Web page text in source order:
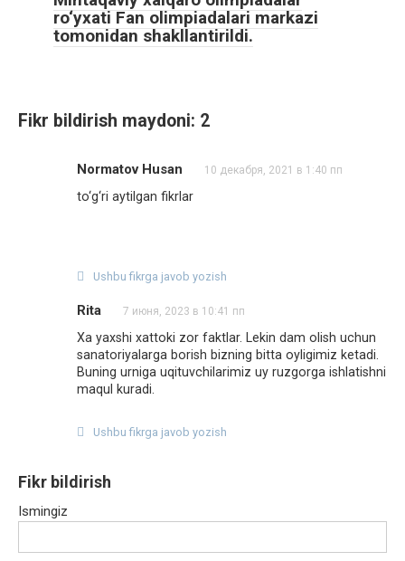
ro‘yxati Fan olimpiadalari markazi
tomonidan shakllantirildi.
Fikr bildirish maydoni: 2
Normatov Husan 10 декабря, 2021 в 1:40 пп
to‘g‘ri aytilgan fikrlar
Ushbu fikrga javob yozish
Rita 7 июня, 2023 в 10:41 пп
Xa yaxshi xattoki zor faktlar. Lekin dam olish uchun
sanatoriyalarga borish bizning bitta oyligimiz ketadi.
Buning urniga uqituvchilarimiz uy ruzgorga ishlatishni
maqul kuradi.
Ushbu fikrga javob yozish
Fikr bildirish
Ismingiz